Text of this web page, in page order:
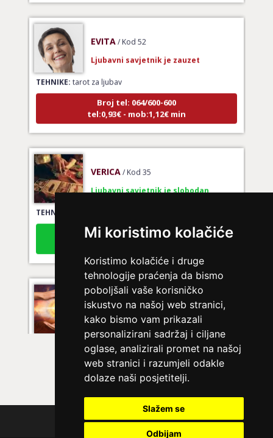
Mi koristimo kolačiće
Koristimo kolačiće i druge
tehnologije praćenja da bismo
poboljšali vaše korisničko
iskustvo na našoj web stranici,
kako bismo vam prikazali
personalizirani sadržaj i ciljane
oglase, analizirali promet na našoj
web stranici i razumjeli odakle
dolaze naši posjetitelji.
Slažem se
Odbijam
TEHNIKE:tarot za ljubav
Broj tel: 064/600-600
tel:0,93€ - mob:1,12€ min
TEHNIKE:
Broj tel: 064/600-600
tel:0,93€ - mob:1,12€ min
DIJA / Kod 64
Ljubavni savjetnik je slobodan
TEHNIKE:
vedska astrologija (jyotish), reiki, tarot, oracle
karte, duhovni razgovori
Broj tel: 064/600-600
tel:0,93€ - mob:1,12€ min
Polica privatnosti